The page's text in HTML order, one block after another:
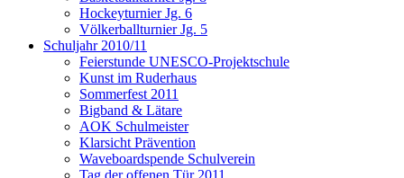
Hockeyturnier Jg. 6
Völkerballturnier Jg. 5
Schuljahr 2010/11
Feierstunde UNESCO-Projektschule
Kunst im Ruderhaus
Sommerfest 2011
Bigband & Lätare
AOK Schulmeister
Klarsicht Prävention
Waveboardspende Schulverein